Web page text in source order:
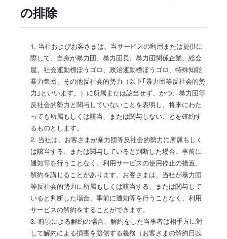
の排除
1. 当社およびお客さまは、当サービスの利用または提供に
際して、自身が暴力団、暴力団員、暴力団関係企業、総会
屋、社会運動標ぼうゴロ、政治運動標ぼうゴロ、特殊知能
暴力集団、その他反社会的勢力（以下｢暴力団等反社会的勢
力｣といいます。）に所属または該当せず、かつ、暴力団等
反社会的勢力と関与していないことを表明し、将来にわた
っても所属もしくは該当、または関与しないことを確約す
るものとします。
2. 当社は、お客さまが暴力団等反社会的勢力に所属もしく
は該当する、または関与していると判断した場合、事前に
通知等を行うことなく、利用サービスの使用停止の措置、
解約を講じることがあります。お客さまは、当社が暴力団
等反社会的勢力に所属もしくは該当する、または関与して
いると判断した場合、事前に通知等を行うことなく、利用
サービスの解約をすることができます。
3. 前項による解約の場合、解約をした当事者は相手方に対
して解約による損害を賠償する義務（お客さまの解約日以